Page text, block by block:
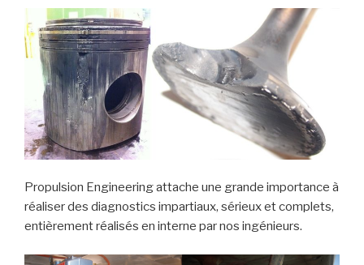
Propulsion Engineering attache une grande importance à
réaliser des diagnostics impartiaux, sérieux et complets,
entièrement réalisés en interne par nos ingénieurs.